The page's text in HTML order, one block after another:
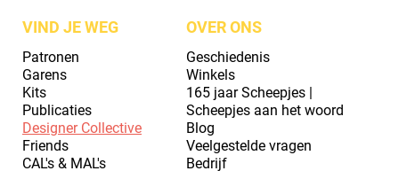
VIND JE WEG
Patronen
Garens
Kits
Publicaties
Designer Collective
Friends
CAL's & MAL's
OVER ONS
Geschiedenis
Winkels
165 jaar Scheepjes |
Scheepjes aan het woord
Blog
Veelgestelde vragen
Bedrijf